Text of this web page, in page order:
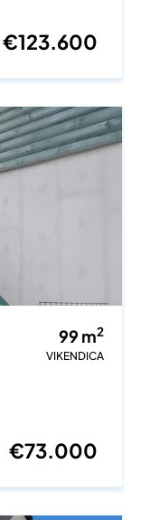
€123.600
99 m2
VIKENDICA
€73.000